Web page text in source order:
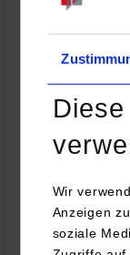
Wir
Anzeigen
soziale
Richtung
perfektem